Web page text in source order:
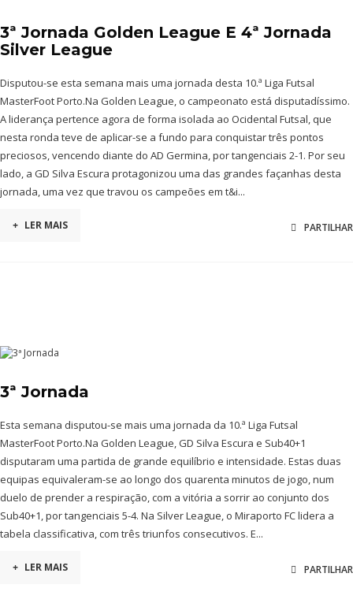
3ª Jornada Golden League E 4ª Jornada
Silver League
Disputou-se esta semana mais uma jornada desta 10.ª Liga Futsal
MasterFoot Porto.Na Golden League, o campeonato está disputadíssimo.
A liderança pertence agora de forma isolada ao Ocidental Futsal, que
nesta ronda teve de aplicar-se a fundo para conquistar três pontos
preciosos, vencendo diante do AD Germina, por tangenciais 2-1. Por seu
lado, a GD Silva Escura protagonizou uma das grandes façanhas desta
jornada, uma vez que travou os campeões em t&i...
+ LER MAIS PARTILHAR
3ª Jornada
Esta semana disputou-se mais uma jornada da 10.ª Liga Futsal
MasterFoot Porto.Na Golden League, GD Silva Escura e Sub40+1
disputaram uma partida de grande equilíbrio e intensidade. Estas duas
equipas equivaleram-se ao longo dos quarenta minutos de jogo, num
duelo de prender a respiração, com a vitória a sorrir ao conjunto dos
Sub40+1, por tangenciais 5-4. Na Silver League, o Miraporto FC lidera a
tabela classificativa, com três triunfos consecutivos. E...
+ LER MAIS PARTILHAR